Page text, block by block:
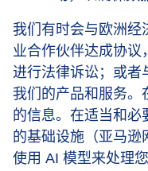
我们有时会与欧洲经
业合作伙伴达成协议
进行法律诉讼；或者
我们的产品和服务。
的信息。在适当和
的基础设施（亚马逊
使用 AI 模型来处理